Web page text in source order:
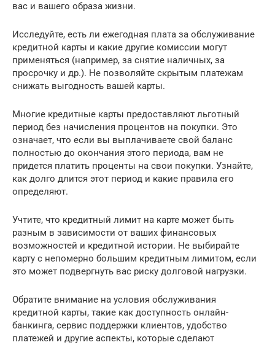
вас и вашего образа жизни.
Исследуйте, есть ли ежегодная плата за обслуживание
кредитной карты и какие другие комиссии могут
применяться (например, за снятие наличных, за
просрочку и др.). Не позволяйте скрытым платежам
снижать выгодность вашей карты.
Многие кредитные карты предоставляют льготный
период без начисления процентов на покупки. Это
означает, что если вы выплачиваете свой баланс
полностью до окончания этого периода, вам не
придется платить проценты на свои покупки. Узнайте,
как долго длится этот период и какие правила его
определяют.
Учтите, что кредитный лимит на карте может быть
разным в зависимости от ваших финансовых
возможностей и кредитной истории. Не выбирайте
карту с непомерно большим кредитным лимитом, если
это может подвергнуть вас риску долговой нагрузки.
Обратите внимание на условия обслуживания
кредитной карты, такие как доступность онлайн-
банкинга, сервис поддержки клиентов, удобство
платежей и другие аспекты, которые сделают